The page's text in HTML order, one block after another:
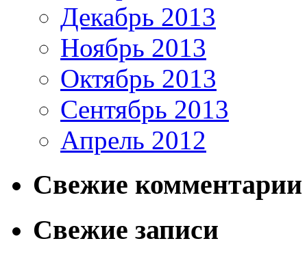
Декабрь 2013
Ноябрь 2013
Октябрь 2013
Сентябрь 2013
Апрель 2012
Свежие комментарии
Свежие записи